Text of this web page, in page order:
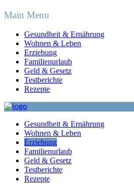
Main Menu
Gesundheit & Ernährung
Wohnen & Leben
Erziehung
Familienurlaub
Geld & Gesetz
Testberichte
Rezepte
Gesundheit & Ernährung
Wohnen & Leben
Erziehung
Familienurlaub
Geld & Gesetz
Testberichte
Rezepte